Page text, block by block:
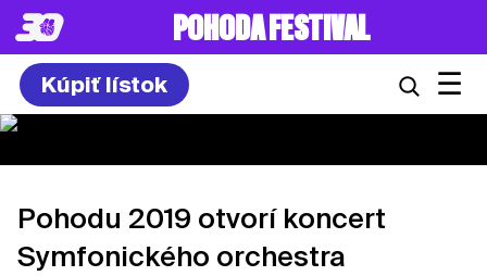
POHODA FESTIVAL
Kúpiť lístok ☰
Pohodu 2019 otvorí koncert
Symfonického orchestra